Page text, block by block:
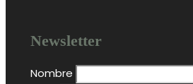
Newsletter
Nombre